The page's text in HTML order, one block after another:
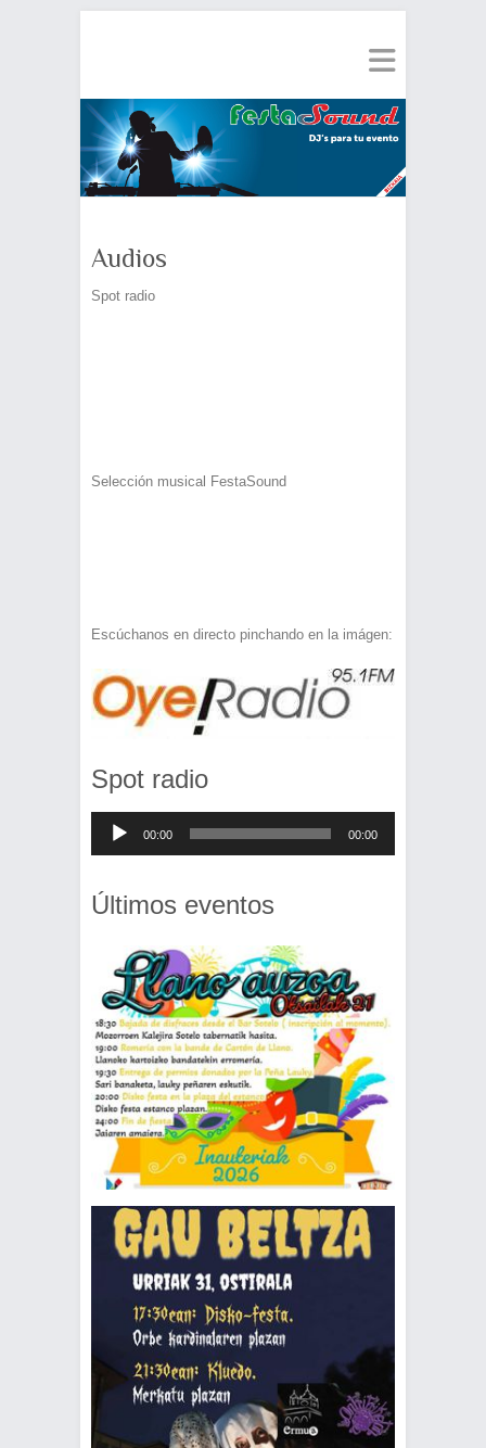
Audios
Spot radio
Selección musical FestaSound
Escúchanos en directo pinchando en la imágen:
Spot radio
Reproductor
00:00 00:00
Últimos eventos